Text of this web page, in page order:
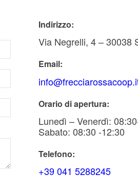
Indirizzo:
Via Negrelli, 4 – 30038
Email:
Orario di apertura:
Lunedì – Venerdì:
Sabato: 08:30 -12:30
Telefono:
+39 041 5288245